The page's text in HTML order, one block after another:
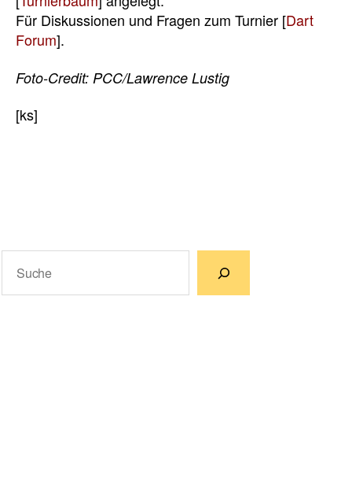
Für Diskussionen und Fragen zum Turnier [Dart
Forum].
Foto-Credit: PCC/Lawrence Lustig
[ks]